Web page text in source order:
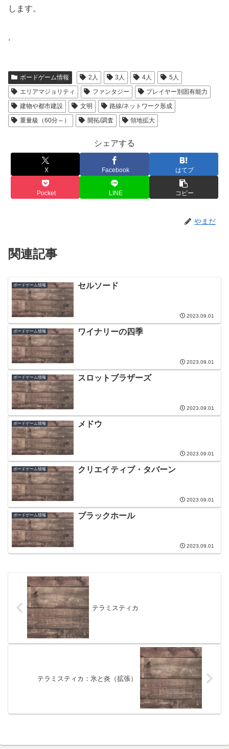
します。
.
ボードゲーム情報 2人 3人 4人
5人
エリアマジョリティ
ファンタジー
プレイヤー別固有能力
建物や都市建設
文明
路線/ネットワーク形成
重量級（60分～）
開拓/調査 領地拡大
シェアする
X Facebook はてブ
Pocket LINE コピー
やまだ
関連記事
ボードゲーム情報 セルソード
2023.09.01
ボードゲーム情報 ワイナリーの四季
2023.09.01
ボードゲーム情報 スロットブラザーズ
2023.09.01
ボードゲーム情報 メドウ
2023.09.01
ボードゲーム情報 クリエイティブ・タバーン
2023.09.01
ボードゲーム情報 ブラックホール
2023.09.01
テラミスティカ
テラミスティカ：氷と炎（拡張）